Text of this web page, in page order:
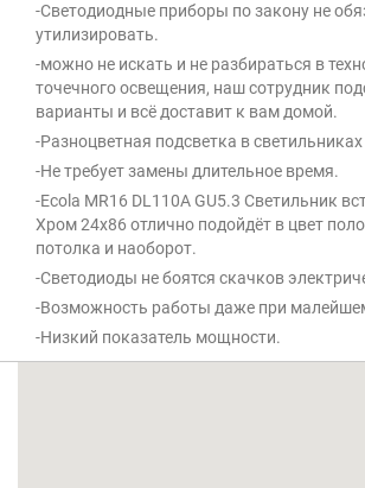
-Светодиодные приборы по закону не
утилизировать.
-можно не искать и не разбираться в
точечного освещения, наш сотрудник
варианты и всё доставит к вам домой.
-Разноцветная подсветка в светильниках
-Не требует замены длительное время.
-Ecola MR16 DL110А GU5.3 Светильник
Хром 24x86 отлично подойдёт в цвет
потолка и наоборот.
-Светодиоды не боятся скачков
-Возможность работы даже при
-Низкий показатель мощности.